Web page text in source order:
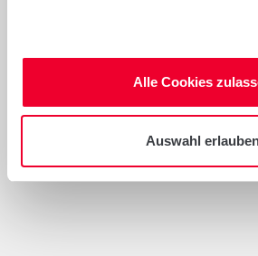
Alle Cookies
Auswahl
Anbau- und Sortenhinweise